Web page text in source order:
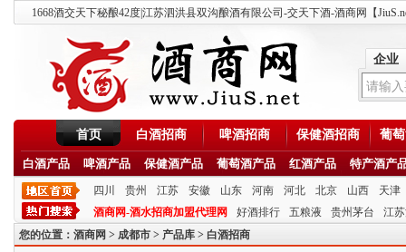
1668酒交天下秘酿42度|江苏泗洪县双沟酿酒有限公司-交天下酒-酒商网【
企业
首页 白酒招商 啤酒招商 保健酒招商 葡
白酒产品 啤酒产品 保健酒产品 葡萄酒产品 红酒产品 特产酒产
四川 贵州 江苏 安徽 山东 河南 河北 北京 山西
天津
酒商网-酒水招商加盟代理网
好酒排行 五粮液 贵州茅台
江
您的位置： 酒商网 > 成都市 > 产品库 > 白酒招商